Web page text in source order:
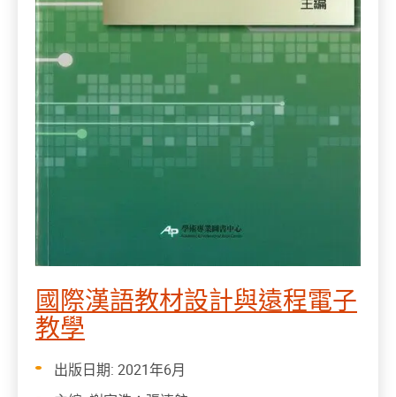
國際漢語教材設計與遠程電子
教學
出版日期: 2021年6月